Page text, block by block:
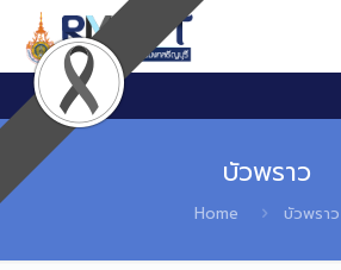
บัวพราว
Home บัวพราว